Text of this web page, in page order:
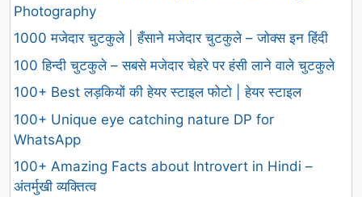
Photography
1000 मजेदार चुटकुले | हँसाने मजेदार चुटकुले – जोक्स इन हिंदी
100 हिन्दी चुटकुले – सबसे मजेदार चेहरे पर हंसी लाने वाले चुटकुले
100+ Best लड़कियों की हेयर स्टाइल फोटो | हेयर स्टाइल
100+ Unique eye catching nature DP for
WhatsApp
100+ Amazing Facts about Introvert in Hindi –
अंतर्मुखी व्यक्तित्व